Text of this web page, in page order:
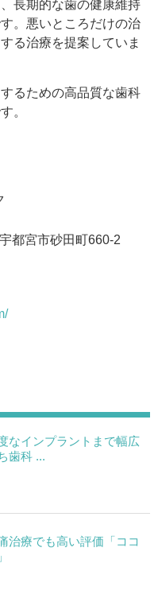
長期的な歯の健康維持
。悪いところだけの治
る治療を提案していま
るための高品質な歯科
。
都宮市砂田町660-2
なインプラントまで幅広
歯科 ...
治療でも高い評価「ココ